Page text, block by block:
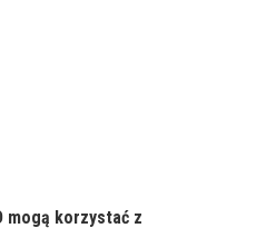
mogą korzystać z